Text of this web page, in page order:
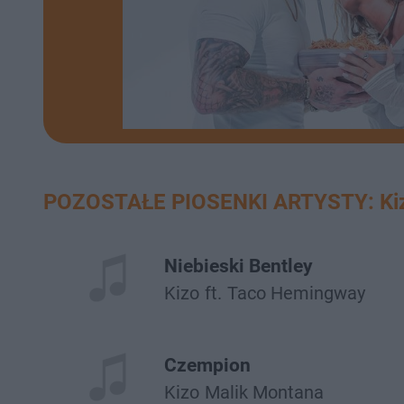
POZOSTAŁE PIOSENKI ARTYSTY:
Niebieski Bentley
Kizo ft. Taco Hemingway
Czempion
Kizo Malik Montana